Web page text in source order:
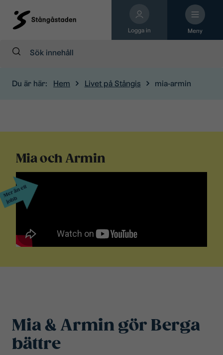
Logga in Meny
Sök:
Du är här: Hem Livet på Stångis mia-armin
Mia och Armin
Mia & Armin gör Berga
bättre